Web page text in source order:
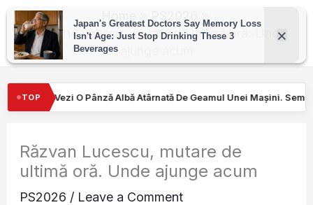
Skip
content
Răzvan Lucescu, mutare de ultimă oră. Unde
TOPDe Geamul Unei Mașini. Semnalul… Turiştilor nu le-a
Răzvan Lucescu, mutare de
ultimă oră. Unde ajunge acum
PS2026 / Leave a Comment